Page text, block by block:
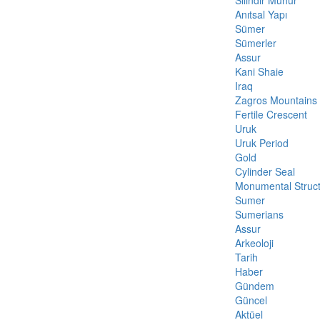
Anıtsal Yapı
Sümer
Sümerler
Assur
Kani Shaie
Iraq
Zagros Mountains
Fertile Crescent
Uruk
Uruk Period
Gold
Cylinder Seal
Monumental
Sumer
Sumerians
Assur
Arkeoloji
Tarih
Haber
Gündem
Güncel
Aktüel